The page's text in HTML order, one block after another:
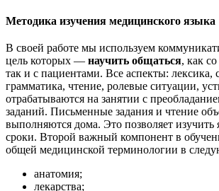
Методика изучения медицинского языка
В своей работе мы используем
цель которых — научить общаться, как
так и с пациентами. Все аспекты: лексика,
грамматика, чтение, ролевые ситуации,
отрабатываются на занятии с
заданий. Письменные задания и чтение
выполняются дома. Это позволяет изучить
сроки. Второй важный компонент в
общей медицинской терминологии в
анатомия;
лекарства;